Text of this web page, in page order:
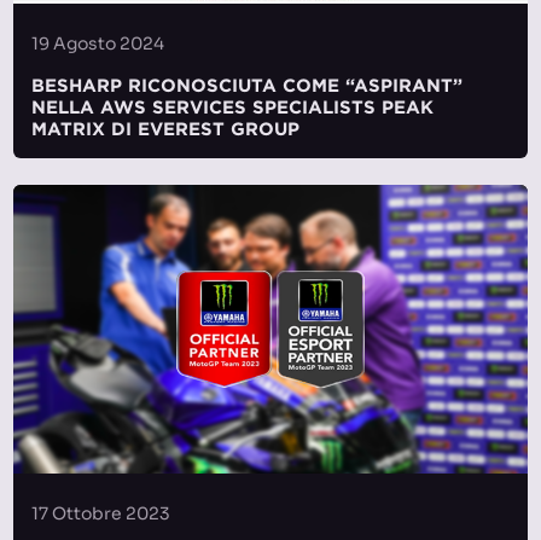
19 Agosto 2024
BESHARP RICONOSCIUTA COME “ASPIRANT”
NELLA AWS SERVICES SPECIALISTS PEAK
MATRIX DI EVEREST GROUP
17 Ottobre 2023